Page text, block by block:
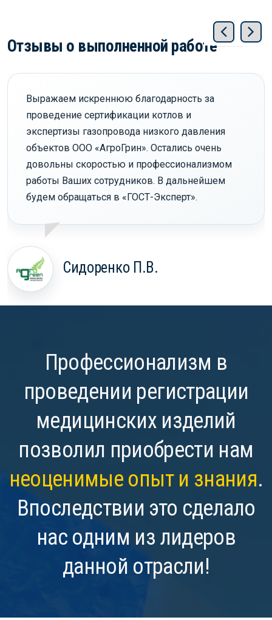
Отзывы о выполненной работе
Выражаем искреннюю благодарность за
проведение сертификации котлов и
экспертизы газопровода низкого давления
объектов ООО «АгроГрин». Остались очень
довольны скоростью и профессионализмом
работы Ваших сотрудников. В дальнейшем
будем обращаться в «ГОСТ-Эксперт».
Сидоренко П.В.
Профессионализм в
проведении регистрации
медицинских изделий
позволил приобрести нам
неоценимые опыт и знания.
Впоследствии это сделало
нас одним из лидеров
данной отрасли!